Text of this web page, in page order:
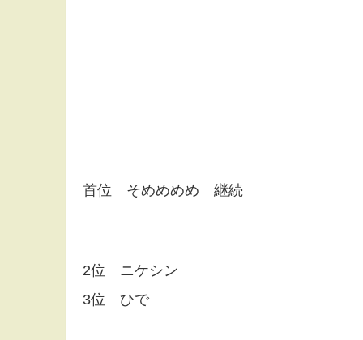
首位 そめめめめ 継続
2位 ニケシン
3位 ひで